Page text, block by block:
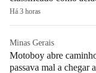
Há 3 horas
Minas Gerais
Motoboy abre
passava mal a chegar